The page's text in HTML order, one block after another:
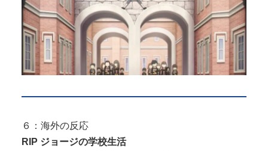
６：海外の反応
RIP ジョージの学校生活